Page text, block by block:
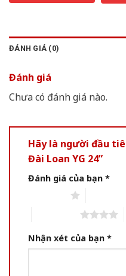
ĐÁNH GIÁ (0)
Đánh giá
Chưa có đánh giá nào.
Hãy là người đầu
Đài Loan YG 24”
Đánh giá của bạn *
Nhận xét của bạn *